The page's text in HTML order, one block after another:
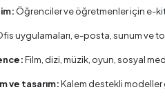
Öğrenciler ve öğretmenler için e-
uygulamaları, e-posta, sunum ve
Film, dizi, müzik, oyun, sosyal
ve tasarım:Kalem destekli modeller